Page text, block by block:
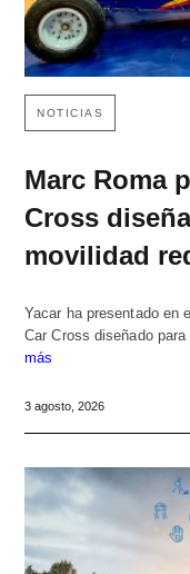
NOTICIAS
Marc Roma
Cross
movilidad
Yacar ha presentado en
Car Cross diseñado
más
3 agosto, 2026